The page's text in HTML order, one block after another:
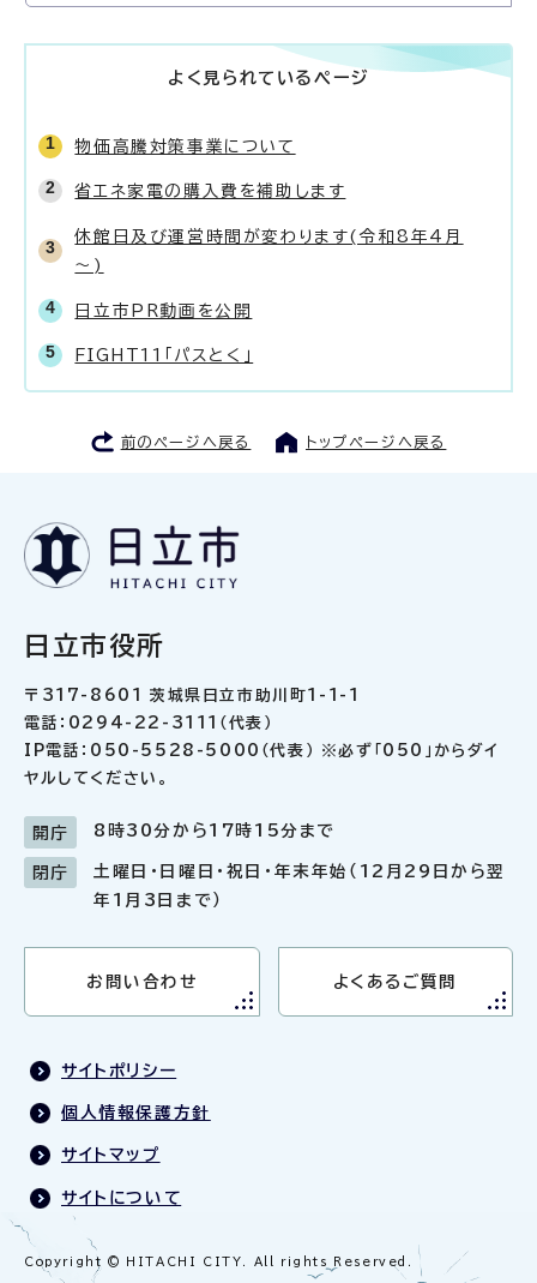
よく見られているページ
物価高騰対策事業について
省エネ家電の購入費を補助します
休館日及び運営時間が変わります(令和8年4月
～)
日立市PR動画を公開
FIGHT11「パスとく」
前のページへ戻る トップページへ戻る
日立市役所
〒317-8601 茨城県日立市助川町1-1-1
電話：0294-22-3111（代表）
IP電話：050-5528-5000（代表） ※必ず「050」からダイ
ヤルしてください。
開庁 8時30分から17時15分まで
閉庁
土曜日・日曜日・祝日・年末年始（12月29日から翌
年1月3日まで）
お問い合わせ よくあるご質問
サイトポリシー
個人情報保護方針
サイトマップ
サイトについて
Copyright © HITACHI CITY. All rights Reserved.